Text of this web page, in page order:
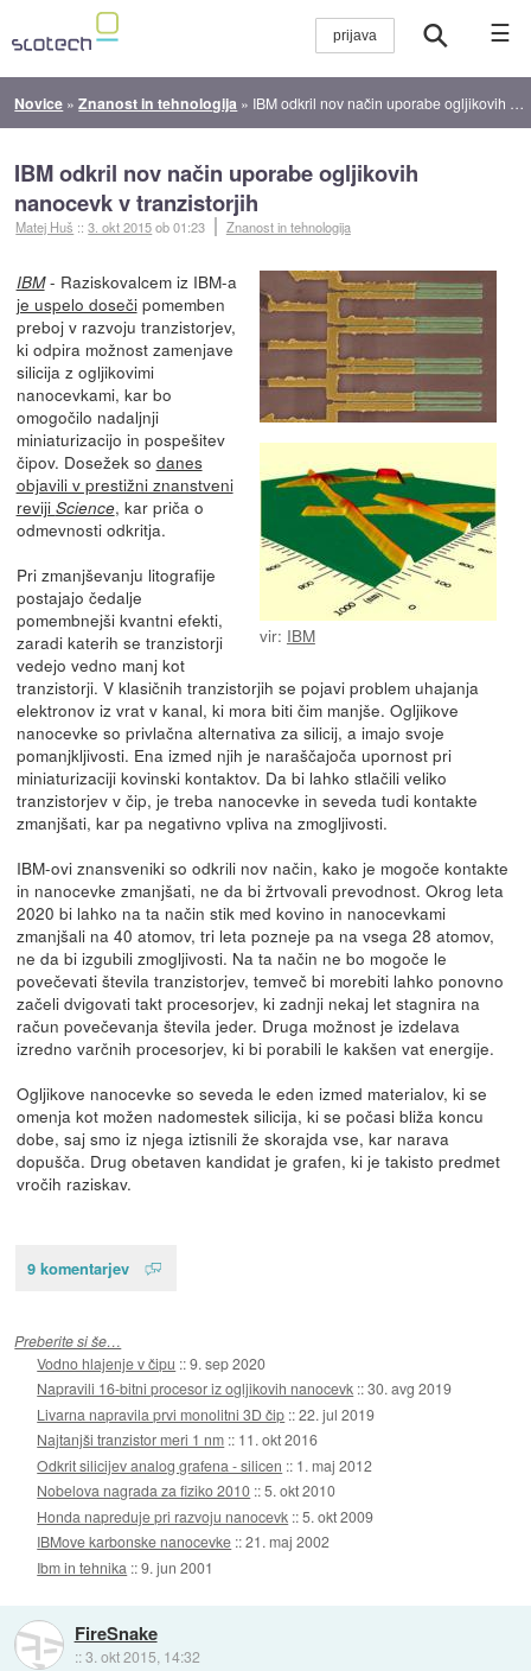
☰
Novice »Znanost in tehnologija » IBM odkril nov način uporabe ogljikovih nanocevk v tranzistorjih
IBM odkril nov način uporabe ogljikovih
nanocevk v tranzistorjih
Matej Huš ::3. okt 2015ob 01:23 Znanost in tehnologija
vir: IBM
IBM- Raziskovalcem iz IBM-a
je uspelo dosečipomemben
preboj v razvoju tranzistorjev,
ki odpira možnost zamenjave
silicija z ogljikovimi
nanocevkami, kar bo
omogočilo nadaljnji
miniaturizacijo in pospešitev
čipov. Dosežek so danes
objavili v prestižni znanstveni
reviji Science, kar priča o
odmevnosti odkritja.
Pri zmanjševanju litografije
postajajo čedalje
pomembnejši kvantni efekti,
zaradi katerih se tranzistorji
vedejo vedno manj kot
tranzistorji. V klasičnih tranzistorjih se pojavi problem uhajanja
elektronov iz vrat v kanal, ki mora biti čim manjše. Ogljikove
nanocevke so privlačna alternativa za silicij, a imajo svoje
pomanjkljivosti. Ena izmed njih je naraščajoča upornost pri
miniaturizaciji kovinski kontaktov. Da bi lahko stlačili veliko
tranzistorjev v čip, je treba nanocevke in seveda tudi kontakte
zmanjšati, kar pa negativno vpliva na zmogljivosti.
IBM-ovi znansveniki so odkrili nov način, kako je mogoče kontakte
in nanocevke zmanjšati, ne da bi žrtvovali prevodnost. Okrog leta
2020 bi lahko na ta način stik med kovino in nanocevkami
zmanjšali na 40 atomov, tri leta pozneje pa na vsega 28 atomov,
ne da bi izgubili zmogljivosti. Na ta način ne bo mogoče le
povečevati števila tranzistorjev, temveč bi morebiti lahko ponovno
začeli dvigovati takt procesorjev, ki zadnji nekaj let stagnira na
račun povečevanja števila jeder. Druga možnost je izdelava
izredno varčnih procesorjev, ki bi porabili le kakšen vat energije.
Ogljikove nanocevke so seveda le eden izmed materialov, ki se
omenja kot možen nadomestek silicija, ki se počasi bliža koncu
dobe, saj smo iz njega iztisnili že skorajda vse, kar narava
dopušča. Drug obetaven kandidat je grafen, ki je takisto predmet
vročih raziskav.
9 komentarjev
Preberite si še…
Vodno hlajenje v čipu ::9. sep 2020
Napravili 16-bitni procesor iz ogljikovih nanocevk ::30. avg 2019
Livarna napravila prvi monolitni 3D čip ::22. jul 2019
Najtanjši tranzistor meri 1 nm :: 11. okt 2016
Odkrit silicijev analog grafena - silicen :: 1. maj 2012
Nobelova nagrada za fiziko 2010 ::5. okt 2010
Honda napreduje pri razvoju nanocevk ::5. okt 2009
IBMove karbonske nanocevke ::21. maj 2002
Ibm in tehnika ::9. jun 2001
FireSnake
::3. okt 2015, 14:32